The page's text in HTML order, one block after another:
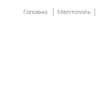
Головна Мелітополь